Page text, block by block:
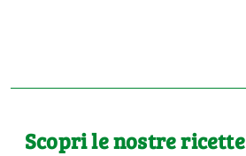
Scopri le nostre ricette